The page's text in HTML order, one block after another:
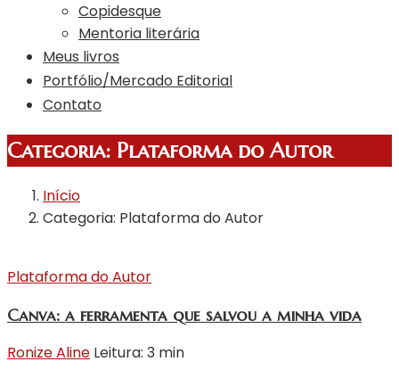
Copidesque
Mentoria literária
Meus livros
Portfólio/Mercado Editorial
Contato
Categoria: Plataforma do Autor
Início
Categoria: Plataforma do Autor
Plataforma do Autor
Canva: a ferramenta que salvou a minha vida
Ronize Aline Leitura: 3 min